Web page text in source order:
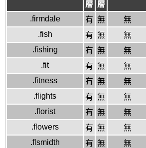
層 層
.firmdale
有 無 無
.fish
有 無 無
.fishing
有 無 無
.fit
有 無 無
.fitness
有 無 無
.flights
有 無 無
.florist
有 無 無
.flowers
有 無 無
.flsmidth
有 無 無